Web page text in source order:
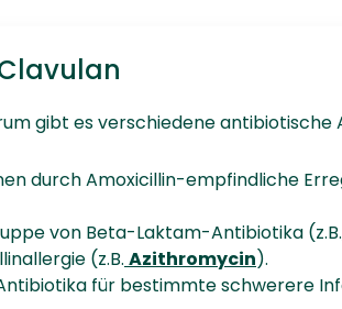
gibt es verschiedene antibiotische
durch Amoxicillin-empfindliche
von Beta-Laktam-Antibiotika (z.B.
(z.B. Azithromycin).
für bestimmte schwerere